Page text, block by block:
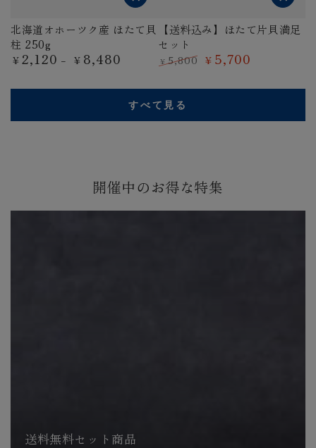
北海道オホーツク産 ほたて貝
柱 250g
定
¥ 2,120 ¥ 8,480
【送料込み】ほたて片貝満足
セット
価
¥ 5,800
価
¥ 5,700
すべて見る
開催中のお得な特集
送料無料セット商品